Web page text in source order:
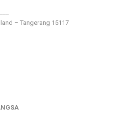
– Tangerang 15117